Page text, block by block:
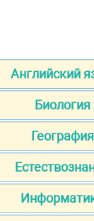
Английский
Биология
География